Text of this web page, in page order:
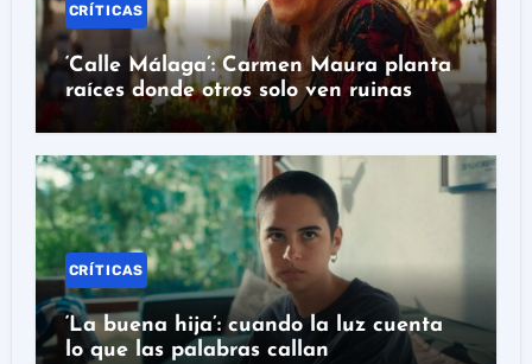
CRÍTICAS
‘Calle Málaga’: Carmen Maura planta
raíces donde otros solo ven ruinas
CRÍTICAS
‘La buena hija’: cuando la luz cuenta
lo que las palabras callan